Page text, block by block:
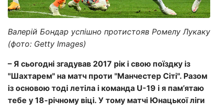
Валерій Бондар успішно протистояв Ромелу Лукаку
(фото: Getty Images)
– Я сьогодні згадував 2017 рік і свою поїздку із
"Шахтарем" на матч проти "Манчестер Сіті". Разом
із основою тоді летіла і команда U-19 і я пам’ятаю
тебе у 18-річному віці. У тому матчі Юнацької ліги